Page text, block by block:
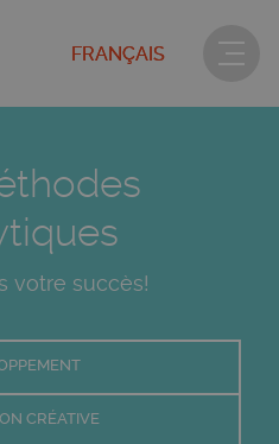
FRANÇAIS
votre succès!
CRÉATIVE